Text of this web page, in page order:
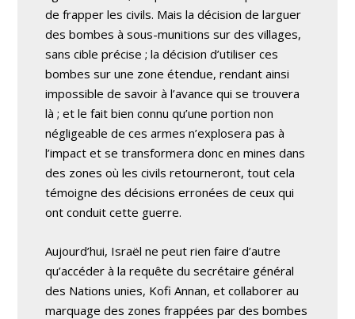
de frapper les civils. Mais la décision de larguer
des bombes à sous-munitions sur des villages,
sans cible précise ; la décision d’utiliser ces
bombes sur une zone étendue, rendant ainsi
impossible de savoir à l’avance qui se trouvera
là ; et le fait bien connu qu’une portion non
négligeable de ces armes n’explosera pas à
l’impact et se transformera donc en mines dans
des zones où les civils retourneront, tout cela
témoigne des décisions erronées de ceux qui
ont conduit cette guerre.
Aujourd’hui, Israël ne peut rien faire d’autre
qu’accéder à la requête du secrétaire général
des Nations unies, Kofi Annan, et collaborer au
marquage des zones frappées par des bombes